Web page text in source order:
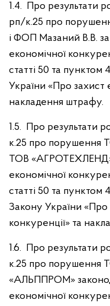
1.4. Про результати
рп/к.25 про
і ФОП Мазаний В.В.
економічної
статті 50 та пунктом
України «Про захист
накладення штрафу.
1.5. Про результати
к.25 про порушення
ТОВ «АГРОТЕХЛЕНД»
економічної
статті 50 та пунктом
Закону України «Про
конкуренції» та
1.6. Про результати
к.25 про порушення
«АЛЬППРОМ»
економічної